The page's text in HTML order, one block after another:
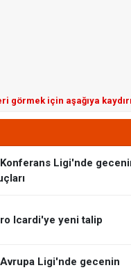
görmek için aşağıya
Ligi'nde
Icardi'ye yeni talip
Ligi'nde gecenin